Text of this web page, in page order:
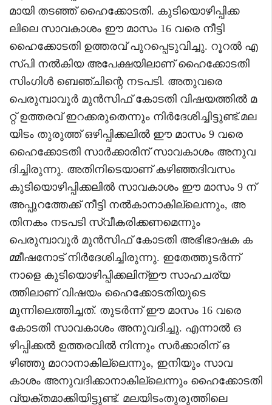
മായി തടഞ്ഞ് ഹൈക്കോടതി. കുടിയൊഴിപ്പിക്ക
ലിലെ സാവകാശം ഈ മാസം 16 വരെ നീട്ടി
ഹൈക്കോടതി ഉത്തരവ് പുറപ്പെടുവിച്ചു. റൂറല്‍ എ
സ്പി നല്‍കിയ അപേക്ഷയിലാണ് ഹൈക്കോടതി
സിംഗിള്‍ ബെഞ്ചിന്റെ നടപടി. അതുവരെ
പെരുമ്പാവൂര്‍ മുന്‍സിഫ് കോടതി വിഷയത്തില്‍ മ
റ്റ് ഉത്തരവ് ഇറക്കരുതെന്നും നിര്‍ദേശിച്ചിട്ടുണ്ട്.മല
യിടം തുരുത്ത് ഒഴിപ്പിക്കലില്‍ ഈ മാസം 9 വരെ
ഹൈക്കോടതി സാര്‍ക്കാരിന് സാവകാശം അനുവ
ദിച്ചിരുന്നു. അതിനിടെയാണ് കഴിഞ്ഞദിവസം
കുടിയൊഴിപ്പിക്കലില്‍ സാവകാശം ഈ മാസം 9 ന്
അപ്പുറത്തേക്ക് നീട്ടി നല്‍കാനാകില്ലെന്നും, അ
തിനകം നടപടി സ്വീകരിക്കണമെന്നും
പെരുമ്പാവൂര്‍ മുന്‍സിഫ് കോടതി അഭിഭാഷക ക
മ്മീഷനോട് നിര്‍ദേശിച്ചിരുന്നു. ഇതേത്തുടര്‍ന്ന്
നാളെ കുടിയൊഴിപ്പിക്കലിന്ഈ സാഹചര്യ
ത്തിലാണ് വിഷയം ഹൈക്കോടതിയുടെ
മുന്നിലെത്തിച്ചത്. തുടര്‍ന്ന് ഈ മാസം 16 വരെ
കോടതി സാവകാശം അനുവദിച്ചു. എന്നാല്‍ ഒ
ഴിപ്പിക്കല്‍ ഉത്തരവില്‍ നിന്നും സര്‍ക്കാരിന് ഒ
ഴിഞ്ഞു മാറാനാകില്ലെന്നും, ഇനിയും സാവ
കാശം അനുവദിക്കാനാകില്ലെന്നും ഹൈക്കോടതി
വ്യക്തമാക്കിയിട്ടുണ്ട്. മലയിടംതുരുത്തിലെ